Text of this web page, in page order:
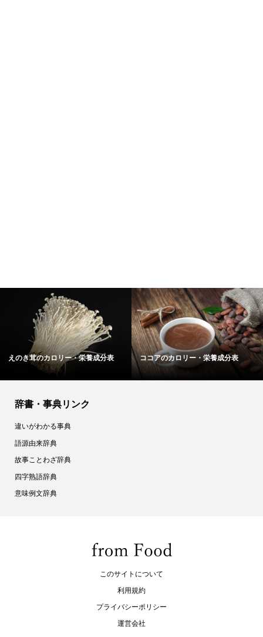
えのき茸のカロリー・栄養成分表 ココアのカロリー・栄養成分表
辞書・事典リンク
違いがわかる事典
語源由来辞典
故事ことわざ辞典
四字熟語辞典
意味例文辞典
このサイトについて
利用規約
プライバシーポリシー
運営会社